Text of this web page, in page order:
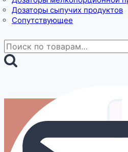
Дозаторы сыпучих продуктов
Сопутствующее
Искать: